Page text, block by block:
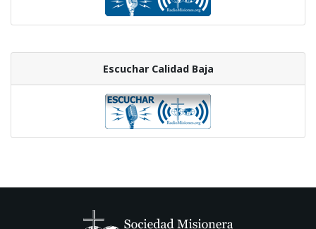
Escuchar Calidad Baja